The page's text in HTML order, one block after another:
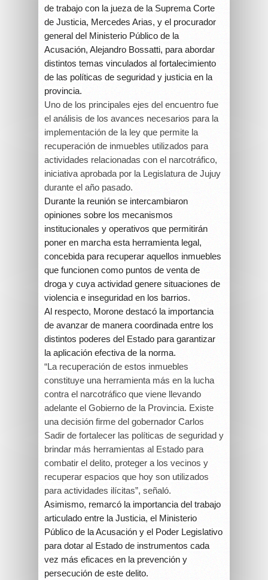
de trabajo con la jueza de la Suprema Corte
de Justicia, Mercedes Arias, y el procurador
general del Ministerio Público de la
Acusación, Alejandro Bossatti, para abordar
distintos temas vinculados al fortalecimiento
de las políticas de seguridad y justicia en la
provincia.
Uno de los principales ejes del encuentro fue
el análisis de los avances necesarios para la
implementación de la ley que permite la
recuperación de inmuebles utilizados para
actividades relacionadas con el narcotráfico,
iniciativa aprobada por la Legislatura de Jujuy
durante el año pasado.
Durante la reunión se intercambiaron
opiniones sobre los mecanismos
institucionales y operativos que permitirán
poner en marcha esta herramienta legal,
concebida para recuperar aquellos inmuebles
que funcionen como puntos de venta de
droga y cuya actividad genere situaciones de
violencia e inseguridad en los barrios.
Al respecto, Morone destacó la importancia
de avanzar de manera coordinada entre los
distintos poderes del Estado para garantizar
la aplicación efectiva de la norma.
“La recuperación de estos inmuebles
constituye una herramienta más en la lucha
contra el narcotráfico que viene llevando
adelante el Gobierno de la Provincia. Existe
una decisión firme del gobernador Carlos
Sadir de fortalecer las políticas de seguridad y
brindar más herramientas al Estado para
combatir el delito, proteger a los vecinos y
recuperar espacios que hoy son utilizados
para actividades ilícitas”, señaló.
Asimismo, remarcó la importancia del trabajo
articulado entre la Justicia, el Ministerio
Público de la Acusación y el Poder Legislativo
para dotar al Estado de instrumentos cada
vez más eficaces en la prevención y
persecución de este delito.